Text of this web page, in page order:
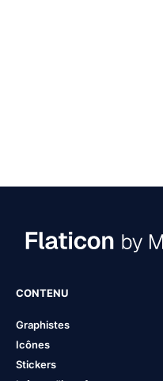
CONTENU
Graphistes
Icônes
Stickers